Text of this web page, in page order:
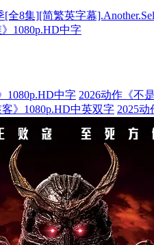
全8集][简繁英字幕
1080p.HD中字
2026动作《不
2025